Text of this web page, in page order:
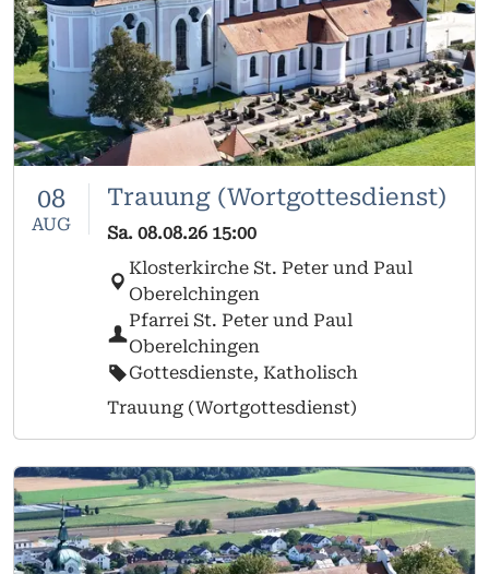
08
AUG
Trauung (Wortgottesdienst)
Sa. 08.08.26 15:00
Klosterkirche St. Peter und Paul
Oberelchingen
Pfarrei St. Peter und Paul
Oberelchingen
Gottesdienste, Katholisch
Trauung (Wortgottesdienst)